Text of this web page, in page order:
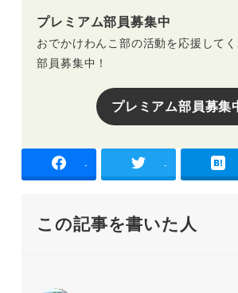
プレミアム部員募集中
おでかけわんこ部の活動を応援して
部員募集中！
プレミアム部員募集
- -
この記事を書いた人